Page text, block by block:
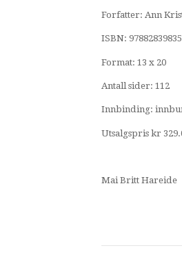
Forfatter: Ann
ISBN:
Format: 13 x 20
Antall sider: 112
Innbinding:
Utsalgspris kr
Mai Britt Hareide